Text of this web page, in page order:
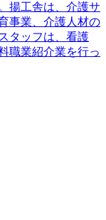
揚工舎は、介護サ
事業、介護人材の
タッフは、看護
職業紹介業を行っ